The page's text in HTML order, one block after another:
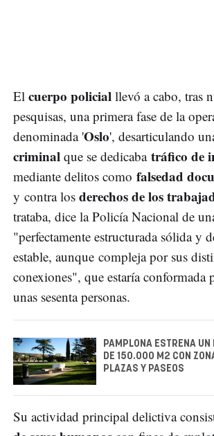
El cuerpo policial llevó a cabo, tras
pesquisas, una primera fase de la
denominada 'Oslo', desarticulando
criminal que se dedicabatráfico de
mediante delitos como falsedad
y contra los derechos de los
trataba, dice la Policía Nacional de
"perfectamente estructurada sólida y
estable, aunque compleja por sus
conexiones", que estaría conformada
unas sesenta personas.
PAMPLONA ESTRENA UN
DE 150.000 M2 CON
PLAZAS Y PASEOS
Su actividad principal delictiva